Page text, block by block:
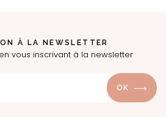
À LA NEWSLETTER
vous inscrivant à la newsletter
OK